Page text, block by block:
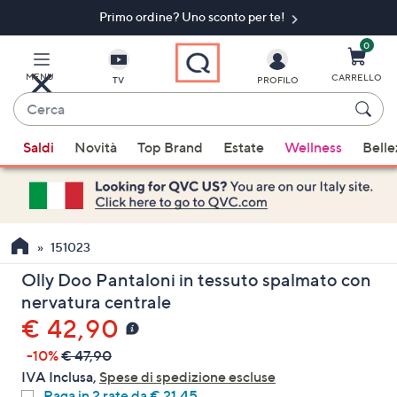
principale
Primo ordine? Uno sconto per te!​
MENU TV
Cerca
sono
disponibili
suggerimenti,
usa
i
tasti
freccia
su
oppure
scorri
PROFILO
0
CARRELLO
Saldi Novità Top Brand Estate Wellness
151023
Olly Doo Pantaloni in tessuto spalmato con
nervatura centrale
€ 42,90
-10%€ 47,90
IVA Inclusa, Spese di spedizione escluse